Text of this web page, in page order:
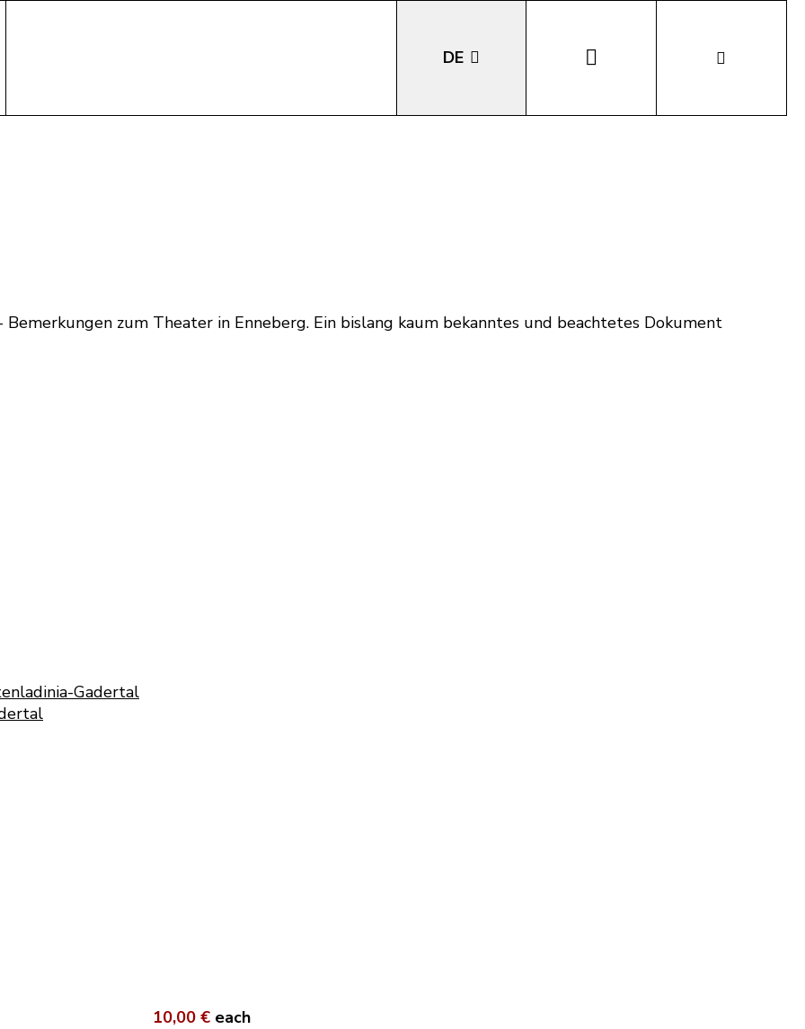
DE
Bemerkungen zum Theater in Enneberg. Ein bislang kaum bekanntes und beachtetes Dokument
Gadertal
10,00 € each